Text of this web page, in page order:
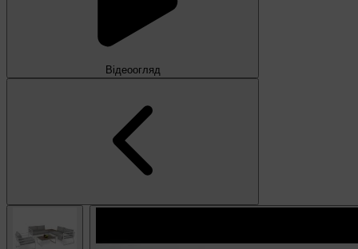
Відеоогляд